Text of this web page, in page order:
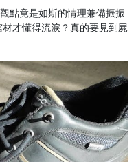
點竟是如斯的情理兼備振振
才懂得流淚？真的要見到屍